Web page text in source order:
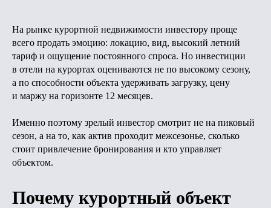
На рынке курортной недвижимости инвестору проще
всего продать эмоцию: локацию, вид, высокий летний
тариф и ощущение постоянного спроса. Но инвестиции
в отели на курортах оцениваются не по высокому сезону,
а по способности объекта удерживать загрузку, цену
и маржу на горизонте 12 месяцев.
Именно поэтому зрелый инвестор смотрит не на пиковый
сезон, а на то, как актив проходит межсезонье, сколько
стоит привлечение бронирования и кто управляет
объектом.
Почему курортный объект